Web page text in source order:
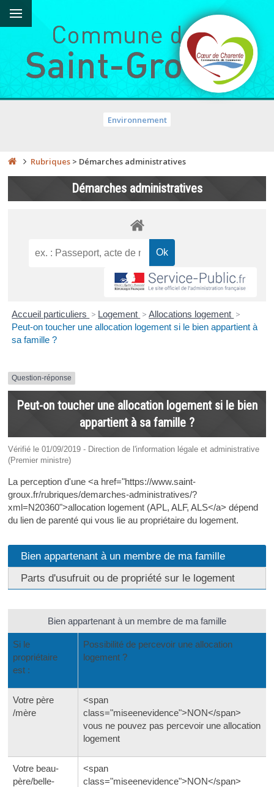
Environnement
Rubriques > Démarches administratives
Démarches administratives
Accueil particuliers > Logement > Allocations logement >
Peut-on toucher une allocation logement si le bien appartient à
sa famille ?
Question-réponse
Peut-on toucher une allocation logement si le bien
appartient à sa famille ?
Vérifié le 01/09/2019 - Direction de l'information légale et administrative
(Premier ministre)
La perception d'une <a href="https://www.saint-
groux.fr/rubriques/demarches-administratives/?
xml=N20360">allocation logement (APL, ALF, ALS</a> dépend
du lien de parenté qui vous lie au propriétaire du logement.
Bien appartenant à un membre de ma famille
Parts d'usufruit ou de propriété sur le logement
Bien appartenant à un membre de ma famille
Si le
propriétaire
est :
Possibilité de percevoir une allocation
logement ?
Votre père
/mère
<span
class="miseenevidence">NON</span>
vous ne pouvez pas percevoir une allocation
logement
Votre beau-
père/belle-
<span
class="miseenevidence">NON</span>